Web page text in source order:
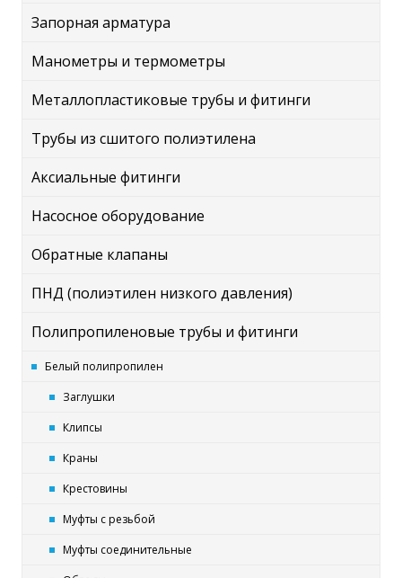
Запорная арматура
Манометры и термометры
Металлопластиковые трубы и фитинги
Трубы из сшитого полиэтилена
Аксиальные фитинги
Насосное оборудование
Обратные клапаны
ПНД (полиэтилен низкого давления)
Полипропиленовые трубы и фитинги
Белый полипропилен
Заглушки
Клипсы
Краны
Крестовины
Муфты с резьбой
Муфты соединительные